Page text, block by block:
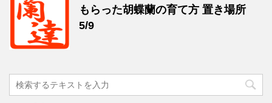
もらった胡蝶蘭の育て方 置き場所
5/9